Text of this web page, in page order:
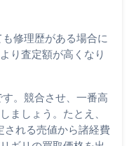
修理歴がある場合に
り査定額が高くなり
。競合させ、一番高
ましょう。たとえ、
される売値から諸経費